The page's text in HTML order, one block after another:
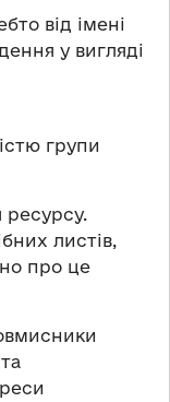
від імені
у вигляді
групи
ресурсу.
листів,
про це